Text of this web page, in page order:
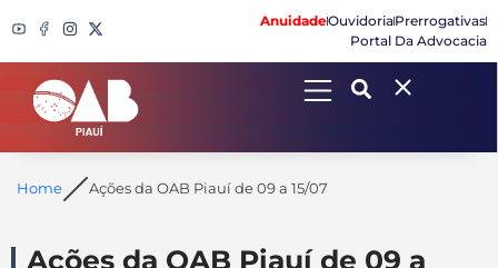
AnuidadeOuvidoriaPrerrogativas
Portal Da Advocacia
Search
Home Ações da OAB Piauí de 09 a 15/07
Ações da OAB Piauí de 09 a